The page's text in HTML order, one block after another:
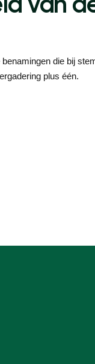
die bij
plus één.